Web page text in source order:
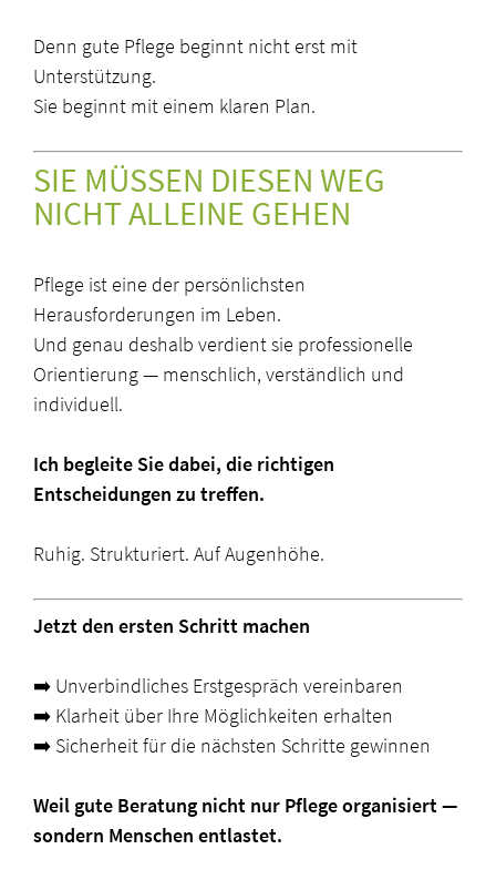
Denn gute Pflege beginnt nicht erst mit
Unterstützung.
Sie beginnt mit einem klaren Plan.
SIE MÜSSEN DIESEN WEG
NICHT ALLEINE GEHEN
Pflege ist eine der persönlichsten
Herausforderungen im Leben.
Und genau deshalb verdient sie professionelle
Orientierung — menschlich, verständlich und
individuell.
Ich begleite Sie dabei, die richtigen
Entscheidungen zu treffen.
Ruhig. Strukturiert. Auf Augenhöhe.
Jetzt den ersten Schritt machen
➡️ Unverbindliches Erstgespräch vereinbaren
➡️ Klarheit über Ihre Möglichkeiten erhalten
➡️ Sicherheit für die nächsten Schritte gewinnen
Weil gute Beratung nicht nur Pflege organisiert —
sondern Menschen entlastet.